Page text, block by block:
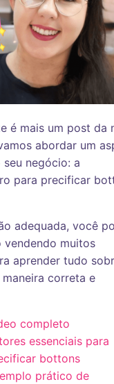
é mais um post da
abordar um
negócio: a
para precificar
adequada, você
vendendo muitos
aprender tudo
correta e
completo
essenciais para
bottons
prático de